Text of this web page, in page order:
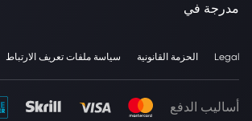
مدرجة في
Legal الحزمة القانونية سياسة ملفات تعريف الارتباط
أساليب الدفع